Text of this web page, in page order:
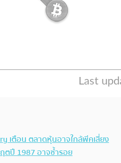
เตือน ตลาดหุ้นอาจใกล้พีคเสี่ยง
ตปี 1987 อาจซ้ำรอย